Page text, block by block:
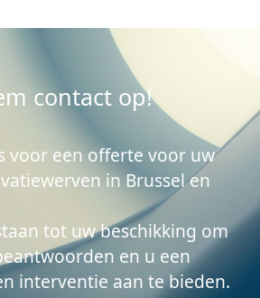
contact op!
voor een offerte voor uw
in Brussel en
​​tot uw beschikking om
en u een
interventie aan te bieden.